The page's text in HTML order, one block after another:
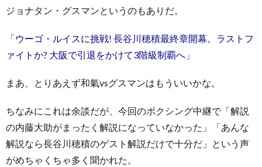
ジョナタン・グスマンというのもありだ。
「ウーゴ・ルイスに挑戦! 長谷川穂積最終章開幕。ラストフ
ァイトか? 大阪で引退をかけて3階級制覇へ」
まあ、とりあえず和氣vsグスマンはもういいかな。
ちなみにこれは余談だが、今回のボクシング中継で「解説
の内藤大助がまったく解説になっていなかった」「あんな
解説なら長谷川穂積のゲスト解説だけで十分だ」という声
がめちゃくちゃ多く聞かれた。